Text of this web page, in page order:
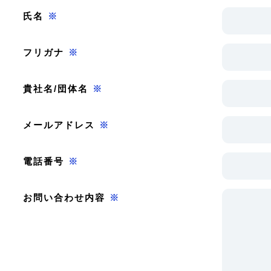
氏名 ※
フリガナ ※
貴社名/団体名 ※
メールアドレス ※
電話番号 ※
お問い合わせ内容 ※